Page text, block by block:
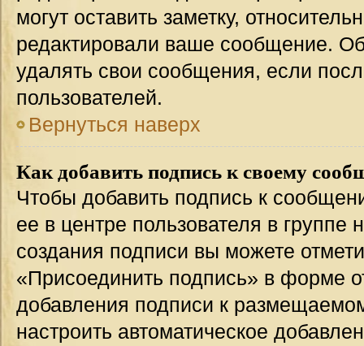
могут оставить заметку,
редактировали ваше сообщение.
удалять свои сообщения, если
пользователей.
Вернуться наверх
Как добавить подпись к своему
Чтобы добавить подпись к
ее в центре пользователя в
создания подписи вы можете
«Присоединить подпись» в форме
добавления подписи к
настроить автоматическое